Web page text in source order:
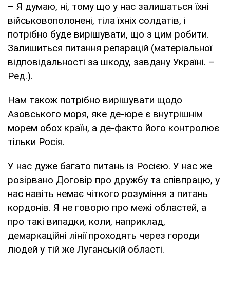
– Я думаю, ні, тому що у нас залишаться їхні
військовополонені, тіла їхніх солдатів, і
потрібно буде вирішувати, що з цим робити.
Залишиться питання репарацій (матеріальної
відповідальності за шкоду, завдану Україні. –
Ред.).
Нам також потрібно вирішувати щодо
Азовського моря, яке де-юре є внутрішнім
морем обох країн, а де-факто його контролює
тільки Росія.
У нас дуже багато питань із Росією. У нас же
розірвано Договір про дружбу та співпрацю, у
нас навіть немає чіткого розуміння з питань
кордонів. Я не говорю про межі областей, а
про такі випадки, коли, наприклад,
демаркаційні лінії проходять через городи
людей у тій же Луганській області.